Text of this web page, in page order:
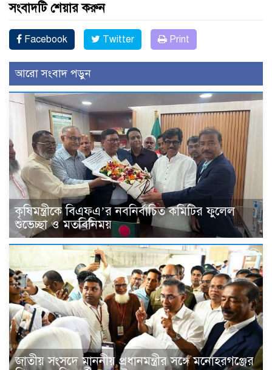
সংবাদটি শেয়ার করুন
Facebook Twitter Print
আরো সংবাদ পড়ুন
কৃষিমন্ত্রীকে বিএফএ’র নবনির্বাচিত কমিটির ফুলেল
শুভেচ্ছা ও মতবিনিময়
জাতীয় সংসদে মাননীয় প্রধানমন্ত্রীর সঙ্গে মনোহরগঞ্জের